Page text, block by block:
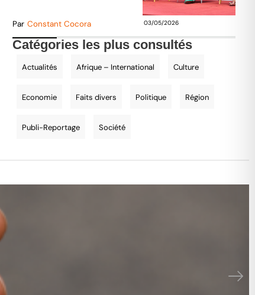
Par Constant Cocora 03/05/2026
Catégories les plus consultés
Actualités Afrique – International Culture
Economie Faits divers Politique Région
Publi-Reportage Société